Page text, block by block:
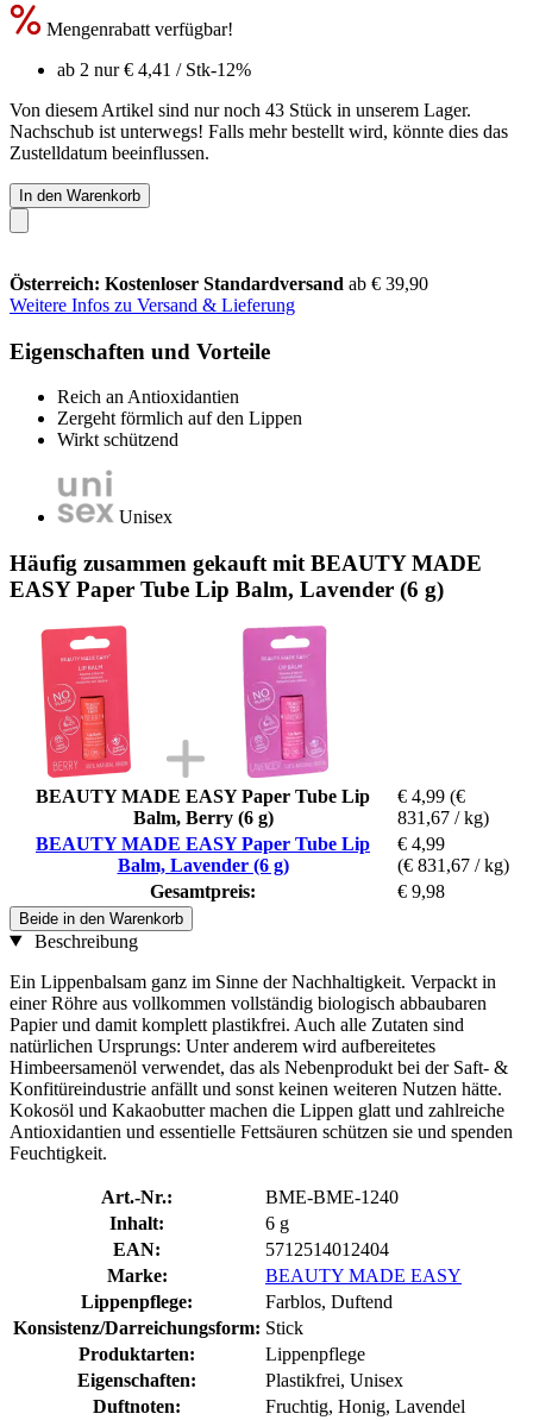
Mengenrabatt verfügbar!
ab 2 nur€ 4,41 / Stk-12%
Von diesem Artikel sind nur noch 43 Stück in unserem Lager.
Nachschub ist unterwegs! Falls mehr bestellt wird, könnte dies das
Zustelldatum beeinflussen.
In den Warenkorb
Österreich: Kostenloser Standardversand ab € 39,90
Weitere Infos zu Versand & Lieferung
Eigenschaften und Vorteile
Reich an Antioxidantien
Zergeht förmlich auf den Lippen
Wirkt schützend
Unisex
Häufig zusammen gekauft mit BEAUTY MADE
EASY Paper Tube Lip Balm, Lavender (6 g)
BEAUTY MADE EASY Paper Tube Lip
Balm, Berry (6 g)
€ 4,99 (€
831,67 / kg)
BEAUTY MADE EASY Paper Tube Lip
Balm, Lavender (6 g)
€ 4,99
(€ 831,67 / kg)
Gesamtpreis:
€ 9,98
Beide in den Warenkorb
Beschreibung
Ein Lippenbalsam ganz im Sinne der Nachhaltigkeit. Verpackt in
einer Röhre aus vollkommen vollständig biologisch abbaubaren
Papier und damit komplett plastikfrei. Auch alle Zutaten sind
natürlichen Ursprungs: Unter anderem wird aufbereitetes
Himbeersamenöl verwendet, das als Nebenprodukt bei der Saft- &
Konfitüreindustrie anfällt und sonst keinen weiteren Nutzen hätte.
Kokosöl und Kakaobutter machen die Lippen glatt und zahlreiche
Antioxidantien und essentielle Fettsäuren schützen sie und spenden
Feuchtigkeit.
Art.-Nr.:
BME-BME-1240
Inhalt:
6 g
EAN:
5712514012404
Marke:
BEAUTY MADE EASY
Lippenpflege:
Farblos, Duftend
Konsistenz/Darreichungsform: Stick
Produktarten:
Lippenpflege
Eigenschaften:
Plastikfrei, Unisex
Duftnoten:
Fruchtig, Honig, Lavendel